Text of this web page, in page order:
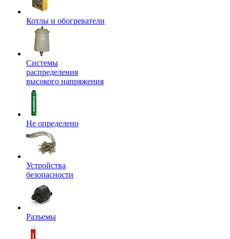
Котлы и обогреватели
Системы
распределения
высокого напряжения
Не определено
Устройства
безопасности
Разъемы